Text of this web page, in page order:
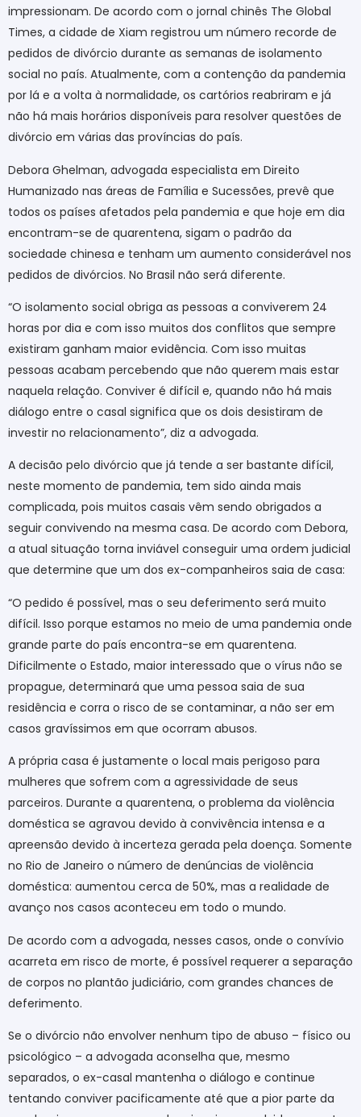
impressionam. De acordo com o jornal chinês The Global
Times, a cidade de Xiam registrou um número recorde de
pedidos de divórcio durante as semanas de isolamento
social no país. Atualmente, com a contenção da pandemia
por lá e a volta à normalidade, os cartórios reabriram e já
não há mais horários disponíveis para resolver questões de
divórcio em várias das províncias do país.
Debora Ghelman, advogada especialista em Direito
Humanizado nas áreas de Família e Sucessões, prevê que
todos os países afetados pela pandemia e que hoje em dia
encontram-se de quarentena, sigam o padrão da
sociedade chinesa e tenham um aumento considerável nos
pedidos de divórcios. No Brasil não será diferente.
“O isolamento social obriga as pessoas a conviverem 24
horas por dia e com isso muitos dos conflitos que sempre
existiram ganham maior evidência. Com isso muitas
pessoas acabam percebendo que não querem mais estar
naquela relação. Conviver é difícil e, quando não há mais
diálogo entre o casal significa que os dois desistiram de
investir no relacionamento”, diz a advogada.
A decisão pelo divórcio que já tende a ser bastante difícil,
neste momento de pandemia, tem sido ainda mais
complicada, pois muitos casais vêm sendo obrigados a
seguir convivendo na mesma casa. De acordo com Debora,
a atual situação torna inviável conseguir uma ordem judicial
que determine que um dos ex-companheiros saia de casa:
“O pedido é possível, mas o seu deferimento será muito
difícil. Isso porque estamos no meio de uma pandemia onde
grande parte do país encontra-se em quarentena.
Dificilmente o Estado, maior interessado que o vírus não se
propague, determinará que uma pessoa saia de sua
residência e corra o risco de se contaminar, a não ser em
casos gravíssimos em que ocorram abusos.
A própria casa é justamente o local mais perigoso para
mulheres que sofrem com a agressividade de seus
parceiros. Durante a quarentena, o problema da violência
doméstica se agravou devido à convivência intensa e a
apreensão devido à incerteza gerada pela doença. Somente
no Rio de Janeiro o número de denúncias de violência
doméstica: aumentou cerca de 50%, mas a realidade de
avanço nos casos aconteceu em todo o mundo.
De acordo com a advogada, nesses casos, onde o convívio
acarreta em risco de morte, é possível requerer a separação
de corpos no plantão judiciário, com grandes chances de
deferimento.
Se o divórcio não envolver nenhum tipo de abuso – físico ou
psicológico – a advogada aconselha que, mesmo
separados, o ex-casal mantenha o diálogo e continue
tentando conviver pacificamente até que a pior parte da